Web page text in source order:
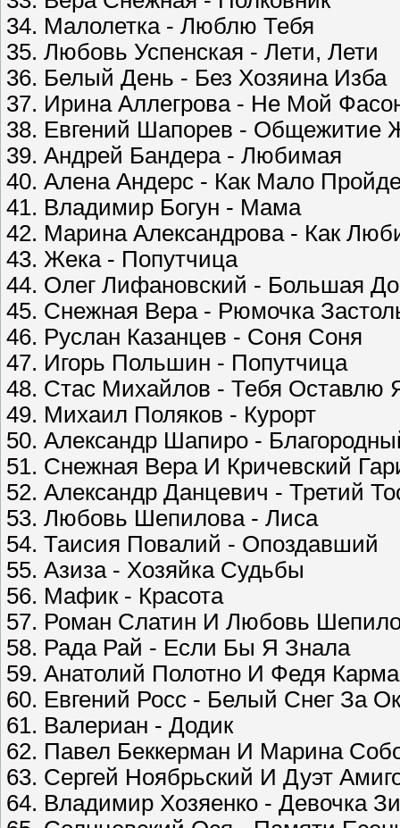
34. Малолетка - Люблю Тебя
35. Любовь Успенская - Лети, Лети
36. Белый День - Без Хозяина Изба
37. Ирина Аллегрова - Не Мой
38. Евгений Шапорев - Общежитие
39. Андрей Бандера - Любимая
40. Аленa Андерс - Как Мало
41. Владимир Богун - Мама
42. Марина Александрова - Как
43. Жека - Попутчица
44. Олег Лифановский - Большая
45. Снежная Вера - Рюмочка
46. Руслан Казанцев - Соня Соня
47. Игорь Польшин - Попутчица
48. Стас Михайлов - Тебя Оставлю
49. Михаил Поляков - Курорт
50. Александр Шапиро -
51. Снежная Вера И Кричевский
52. Александр Данцевич - Третий
53. Любовь Шепилова - Лиса
54. Таисия Повалий - Опоздавший
55. Азиза - Хозяйка Судьбы
56. Мафик - Красота
57. Роман Слатин И Любовь
58. Рада Рай - Если Бы Я Знала
59. Анатолий Полотно И Федя
60. Евгений Росс - Белый Снег За
61. Валериан - Додик
62. Павел Беккерман И Марина
63. Сергей Ноябрьский И Дуэт
64. Владимир Хозяенко - Девочка